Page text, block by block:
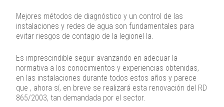
Mejores métodos de diagnóstico y un control de las
instalaciones y redes de agua son fundamentales para
evitar riesgos de contagio de la legionel·la.
Es imprescindible seguir avanzando en adecuar la
normativa a los conocimientos y experiencias obtenidas,
en las instalaciones durante todos estos años y parece
que , ahora sí, en breve se realizará esta renovación del RD
865/2003, tan demandada por el sector.